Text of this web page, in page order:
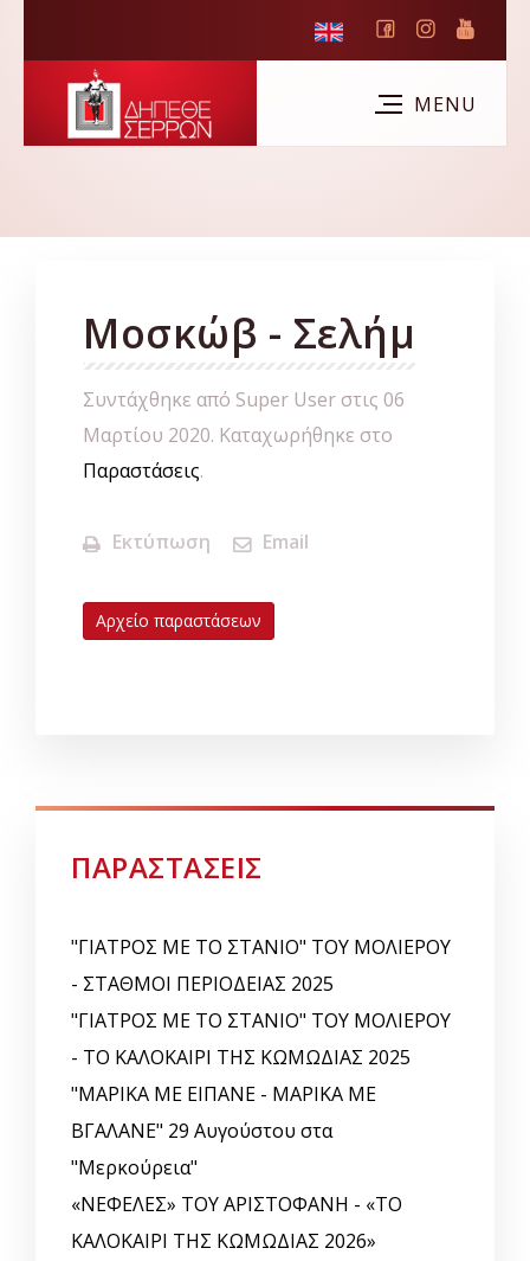
Μοσκώβ - Σελήμ
Συντάχθηκε από Super User στις 06
Μαρτίου 2020. Καταχωρήθηκε στο
Παραστάσεις.
Εκτύπωση Email
Αρχείο παραστάσεων
ΠΑΡΑΣΤΑΣΕΙΣ
"ΓΙΑΤΡΟΣ ΜΕ ΤΟ ΣΤΑΝΙΟ" ΤΟΥ ΜΟΛΙΕΡΟΥ
- ΣΤΑΘΜΟΙ ΠΕΡΙΟΔΕΙΑΣ 2025
"ΓΙΑΤΡΟΣ ΜΕ ΤΟ ΣΤΑΝΙΟ" ΤΟΥ ΜΟΛΙΕΡΟΥ
- ΤΟ ΚΑΛΟΚΑΙΡΙ ΤΗΣ ΚΩΜΩΔΙΑΣ 2025
"ΜΑΡΙΚΑ ΜΕ ΕΙΠΑΝΕ - ΜΑΡΙΚΑ ΜΕ
ΒΓΑΛΑΝΕ" 29 Αυγούστου στα
"Μερκούρεια"
«ΝΕΦΕΛΕΣ» ΤΟΥ ΑΡΙΣΤΟΦΑΝΗ - «ΤΟ
ΚΑΛΟΚΑΙΡΙ ΤΗΣ ΚΩΜΩΔΙΑΣ 2026»